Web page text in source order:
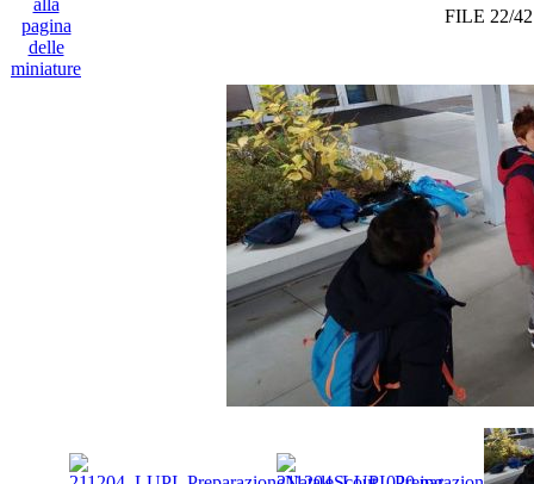
FILE 22/42